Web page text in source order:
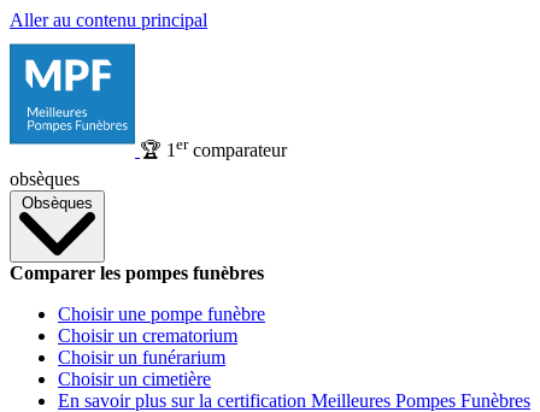
Aller au contenu principal
🏆 1 ercomparateur
obsèques
Obsèques
Comparer les pompes funèbres
Choisir une pompe funèbre
Choisir un crematorium
Choisir un funérarium
Choisir un cimetière
En savoir plus sur la certification Meilleures Pompes Funèbres